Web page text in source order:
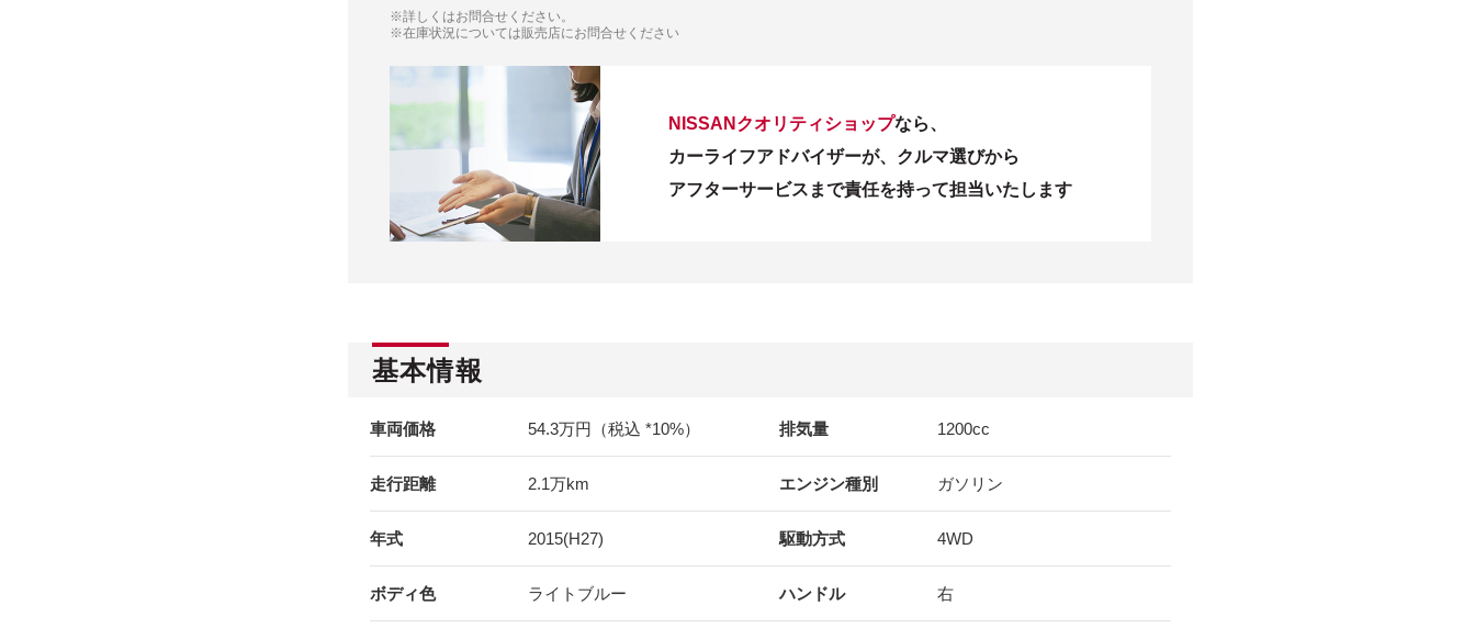
※詳しくはお問合せください。
※在庫状況については販売店にお問合せください
NISSANクオリティショップなら、
カーライフアドバイザーが、クルマ選びから
アフターサービスまで責任を持って担当いたします
基本情報
車両価格 54.3万円（税込 *10%） 排気量 1200cc
走行距離 2.1万km エンジン種別 ガソリン
年式 2015(H27) 駆動方式 4WD
ボディ色 ライトブルー ハンドル 右